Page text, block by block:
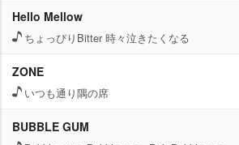
Hello Mellow
ちょっぴりBitter 時々泣きたくなる
ZONE
いつも通り隅の席
BUBBLE GUM